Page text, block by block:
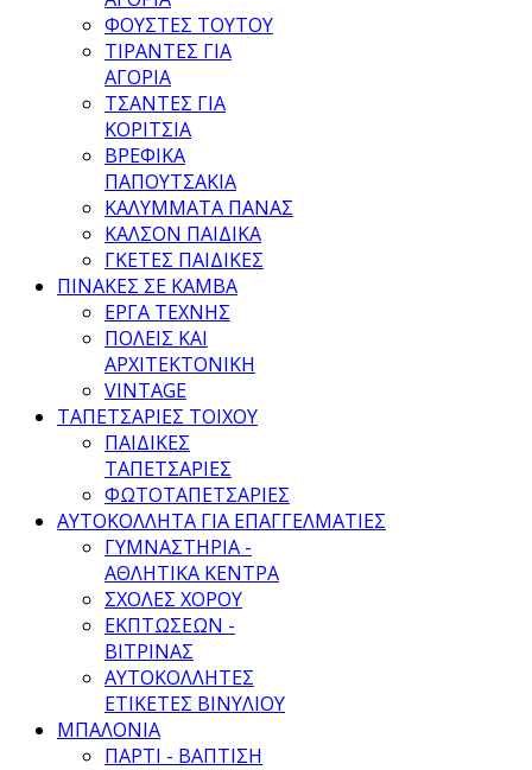
ΦΟΥΣΤΕΣ ΤΟΥΤΟΥ
ΤΙΡΑΝΤΕΣ ΓΙΑ
ΑΓΟΡΙΑ
ΤΣΑΝΤΕΣ ΓΙΑ
ΚΟΡΙΤΣΙΑ
ΒΡΕΦΙΚΑ
ΠΑΠΟΥΤΣΑΚΙΑ
ΚΑΛΥΜΜΑΤΑ ΠΑΝΑΣ
ΚΑΛΣΟΝ ΠΑΙΔΙΚΑ
ΓΚΕΤΕΣ ΠΑΙΔΙΚΕΣ
ΠΙΝΑΚΕΣ ΣΕ ΚΑΜΒΑ
ΕΡΓΑ ΤΕΧΝΗΣ
ΠΟΛΕΙΣ ΚΑΙ
ΑΡΧΙΤΕΚΤΟΝΙΚΗ
VINTAGE
ΤΑΠΕΤΣΑΡΙΕΣ ΤΟΙΧΟΥ
ΠΑΙΔΙΚΕΣ
ΤΑΠΕΤΣΑΡΙΕΣ
ΦΩΤΟΤΑΠΕΤΣΑΡΙΕΣ
ΑΥΤΟΚΟΛΛΗΤΑ ΓΙΑ ΕΠΑΓΓΕΛΜΑΤΙΕΣ
ΓΥΜΝΑΣΤΗΡΙΑ -
ΑΘΛΗΤΙΚΑ ΚΕΝΤΡΑ
ΣΧΟΛΕΣ ΧΟΡΟΥ
ΕΚΠΤΩΣΕΩΝ -
ΒΙΤΡΙΝΑΣ
ΑΥΤΟΚΟΛΛΗΤΕΣ
ΕΤΙΚΕΤΕΣ ΒΙΝΥΛΙΟΥ
ΜΠΑΛΟΝΙΑ
ΠΑΡΤΙ - ΒΑΠΤΙΣΗ